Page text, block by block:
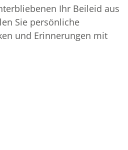
Ihr Beileid aus
Sie persönliche
und Erinnerungen mit